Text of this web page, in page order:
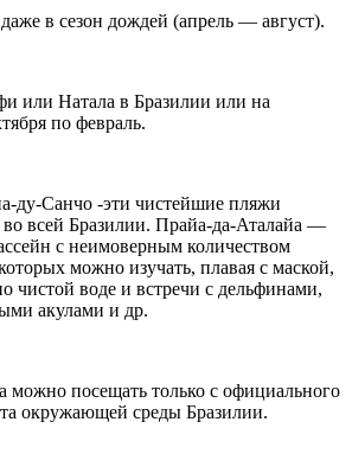
в сезон дождей (апрель — август).
или Натала в Бразилии или на
по февраль.
ду-Санчо -эти чистейшие пляжи
всей Бразилии. Прайа-да-Аталайа —
с неимоверным количеством
можно изучать, плавая с маской,
чистой воде и встречи с дельфинами,
акулами и др.
можно посещать только с официального
окружающей среды Бразилии.